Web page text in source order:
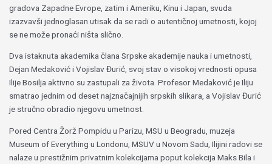
gradova Zapadne Evrope, zatim i Ameriku, Kinu i Japan, svuda
izazvavši jednoglasan utisak da se radi o autentičnoj umetnosti, kojoj
se ne može pronaći ništa slično.
Dva istaknuta akademika člana Srpske akademije nauka i umetnosti,
Dejan Medaković i Vojislav Đurić, svoj stav o visokoj vrednosti opusa
Ilije Bosilja aktivno su zastupali za života. Profesor Medaković je Iliju
smatrao jednim od deset najznačajnijih srpskih slikara, a Vojislav Đurić
je stručno obradio njegovu umetnost.
Pored Centra Žorž Pompidu u Parizu, MSU u Beogradu, muzeja
Museum of Everything u Londonu, MSUV u Novom Sadu, Ilijini radovi se
nalaze u prestižnim privatnim kolekcijama poput kolekcija Maks Bila i